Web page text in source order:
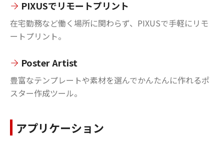
PIXUSでリモートプリント
在宅勤務など働く場所に関わらず、PIXUSで手軽にリモ
ートプリント。
Poster Artist
豊富なテンプレートや素材を選んでかんたんに作れるポ
スター作成ツール。
アプリケーション